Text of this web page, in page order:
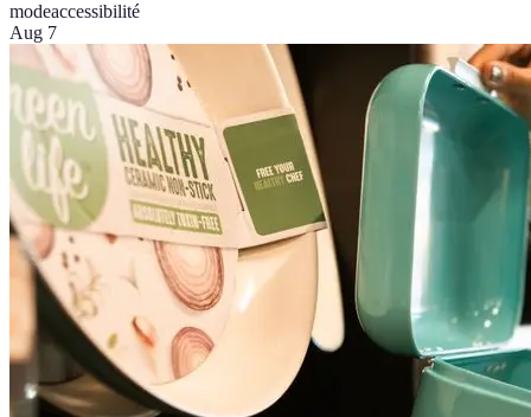
modeaccessibilité
Aug 7